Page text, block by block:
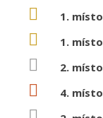
1. místo
1. místo
2. místo
4. místo